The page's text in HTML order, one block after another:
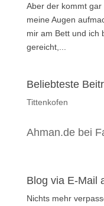
Aber der kommt
meine Augen
mir am Bett und ich
gereicht,...
Beliebteste
Tittenkofen
Ahman.de bei
Blog via E-Mail
Nichts mehr